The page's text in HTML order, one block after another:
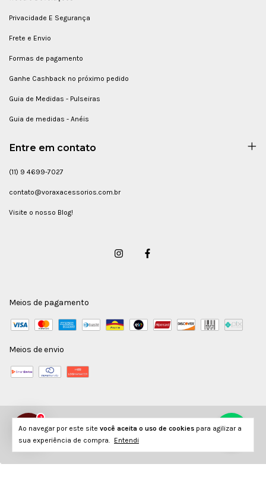
Ao navegar por este site você aceita o uso de cookies para agilizar a
sua experiência de compra. Entendi
Privacidade E Segurança
Frete e Envio
Formas de pagamento
Ganhe Cashback no próximo pedido
Guia de Medidas - Pulseiras
Guia de medidas - Anéis
Entre em contato
(11) 9 4699-7027
contato@voraxacessorios.com.br
Visite o nosso Blog!
Meios de pagamento
Meios de envio
Copyright Vorax Acessórios - 26124789000186 - 2026. Todos os direitos reservados.
2